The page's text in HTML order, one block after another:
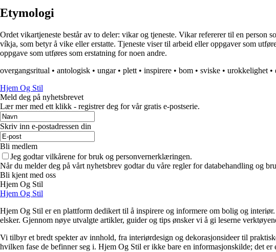
Etymologi
Ordet vikartjeneste består av to deler: vikar og tjeneste. Vikar refererer til en
víkja, som betyr å vike eller erstatte. Tjeneste viser til arbeid eller oppgaver som
oppgave som utføres som erstatning for noen andre.
overgangsritual • antologisk • ungar• plett • inspirere • bom • sviske • urokkelighet •
Hjem Og Stil
Meld deg på nyhetsbrevet
Lær mer med ett klikk - registrer deg for vår gratis e-postserie.
Skriv inn e-postadressen din
Bli medlem
Jeg godtar vilkårene for bruk og personvernerklæringen.
Når du melder deg på vårt nyhetsbrev godtar du våre regler for databehandling og
Bli kjent med oss
Hjem Og Stil
Hjem Og Stil
Hjem Og Stil er en plattform dedikert til å inspirere og informere om bolig og
elsker. Gjennom nøye utvalgte artikler, guider og tips ønsker vi å gi leserne
Vi tilbyr et bredt spekter av innhold, fra interiørdesign og dekorasjonsideer til
hvilken fase de befinner seg i. Hjem Og Stil er ikke bare en informasjonskilde; det